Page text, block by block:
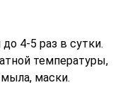
4-5 раз в сутки.
температуры,
маски.